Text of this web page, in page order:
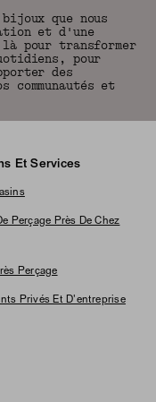
que nous
et d'une
là pour transformer
pour
des
communautés et
Et Services
Perçage Près De Chez
Perçage
Privés Et D'entreprise